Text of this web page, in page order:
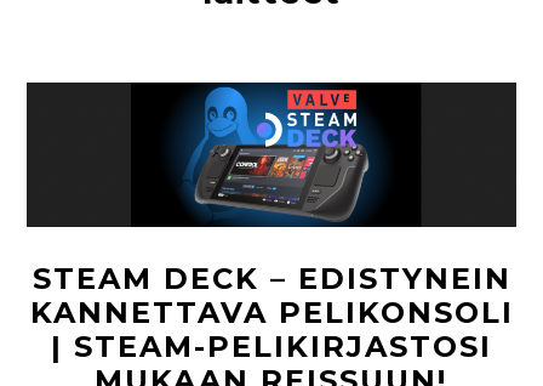
STEAM DECK – EDISTYNEIN
KANNETTAVA PELIKONSOLI
| STEAM-PELIKIRJASTOSI